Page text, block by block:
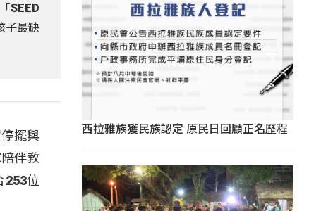
SEED
子最缺
擺與
伴教
253位
西拉雅族獲民族認定 原民日回顧正名歷程